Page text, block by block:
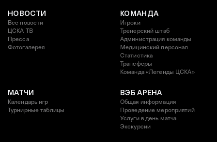
НОВОСТИ
Все новости
ЦСКА ТВ
Пресса
Фотогалерея
КОМАНДА
Игроки
Тренерский штаб
Администрация команды
Медицинский персонал
Статистика
Трансферы
Команда «Легенды ЦСКА»
МАТЧИ
Календарь игр
Турнирные таблицы
ВЭБ АРЕНА
Общая информация
Проведение мероприятий
Услуги в день матча
Экскурсии